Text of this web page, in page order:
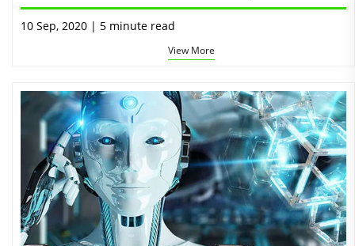
10 Sep, 2020 | 5 minute read
View More